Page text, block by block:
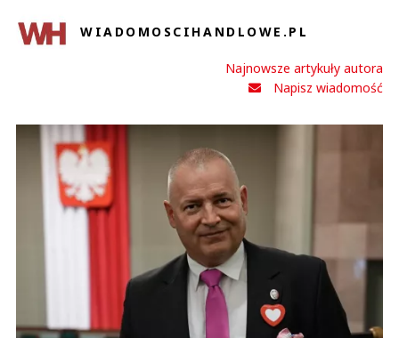
WIADOMOSCIHANDLOWE.PL
Najnowsze artykuły autora
Napisz wiadomość